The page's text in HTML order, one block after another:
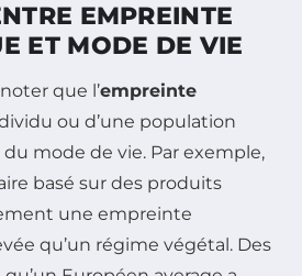
EMPREINTE
ET MODE DE VIE
que l’empreinte
ou d’une population
mode de vie. Par exemple,
basé sur des produits
une empreinte
qu’un régime végétal. Des